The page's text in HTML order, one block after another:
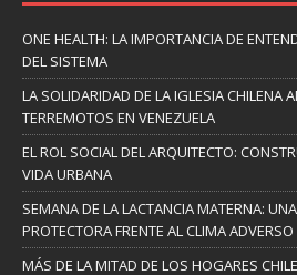
ONE HEALTH: LA IMPORTANCIA DE
DEL SISTEMA
LA SOLIDARIDAD DE LA IGLESIA CHILENA
TERREMOTOS EN VENEZUELA
EL ROL SOCIAL DEL ARQUITECTO:
VIDA URBANA
SEMANA DE LA LACTANCIA MATERNA:
PROTECTORA FRENTE AL CLIMA ADVERSO
MÁS DE LA MITAD DE LOS HOGARES